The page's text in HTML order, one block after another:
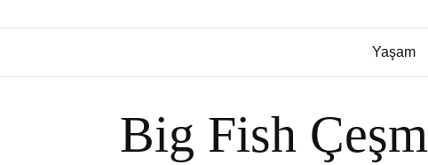
Yaşam
Big Fish